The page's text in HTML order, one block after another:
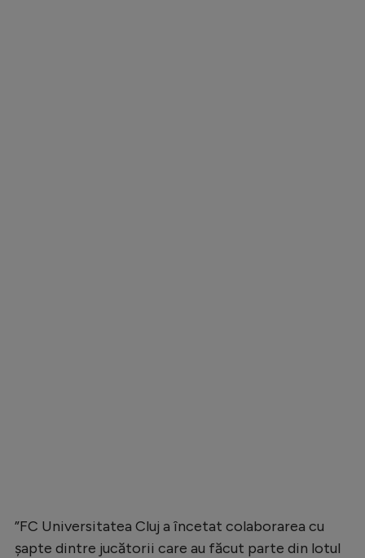
”FC Universitatea Cluj a încetat colaborarea cu
șapte dintre jucătorii care au făcut parte din lotul